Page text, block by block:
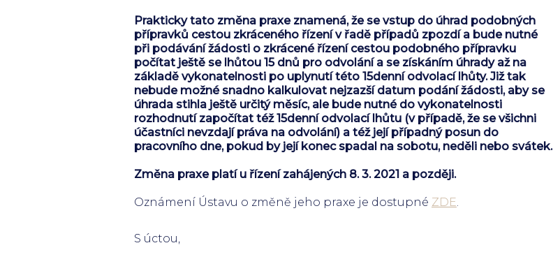
Prakticky tato změna praxe znamená, že se vstup do úhrad podobných
přípravků cestou zkráceného řízení v řadě případů zpozdí a bude nutné
při podávání žádosti o zkrácené řízení cestou podobného přípravku
počítat ještě se lhůtou 15 dnů pro odvolání a se získáním úhrady až na
základě vykonatelnosti po uplynutí této 15denní odvolací lhůty. Již tak
nebude možné snadno kalkulovat nejzazší datum podání žádosti, aby se
úhrada stihla ještě určitý měsíc, ale bude nutné do vykonatelnosti
rozhodnutí započítat též 15denní odvolací lhůtu (v případě, že se všichni
účastníci nevzdají práva na odvolání) a též její případný posun do
pracovního dne, pokud by její konec spadal na sobotu, neděli nebo svátek.
Změna praxe platí u řízení zahájených 8. 3. 2021 a později.
Oznámení Ústavu o změně jeho praxe je dostupné ZDE
S úctou,